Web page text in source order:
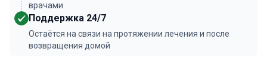
врачами
Поддержка 24/7
Остаётся на связи на протяжении лечения и после
возвращения домой